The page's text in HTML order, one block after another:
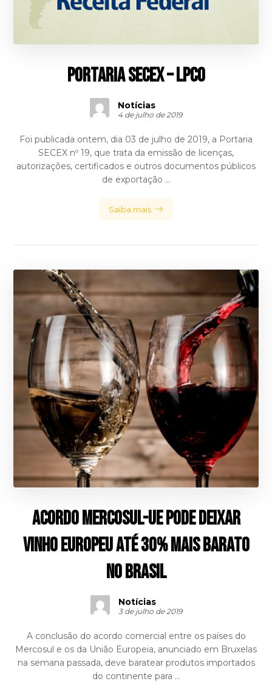
Portaria Secex – LPCO
Notícias
4 de julho de 2019
Foi publicada ontem, dia 03 de julho de 2019, a Portaria
SECEX nº 19, que trata da emissão de licenças,
autorizações, certificados e outros documentos públicos
de exportação ...
Saiba mais
Acordo Mercosul-UE pode deixar
vinho europeu até 30% mais barato
no Brasil
Notícias
3 de julho de 2019
A conclusão do acordo comercial entre os países do
Mercosul e os da União Europeia, anunciado em Bruxelas
na semana passada, deve baratear produtos importados
do continente para ...